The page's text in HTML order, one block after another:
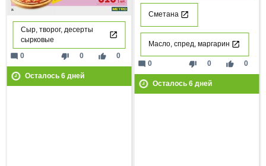
Сметана
Масло, спред, маргарин
thumb_down 0 thumb_up 0
mode_comment 0
Осталось 6дней
Сыр, творог, десерты
сырковые
thumb_down 0 thumb_up 0
mode_comment 0
Осталось 6дней